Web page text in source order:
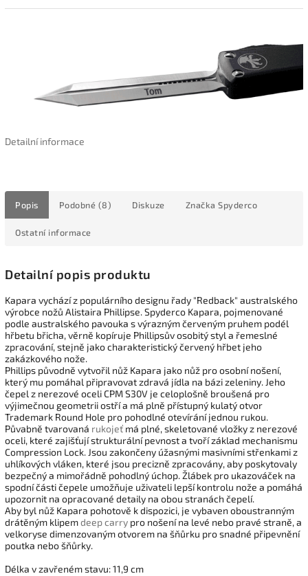
Detailní informace
Popis Podobné (8) Diskuze Značka Spyderco
Ostatní informace
Detailní popis produktu
Kapara vychází z populárního designu řady "Redback" australského
výrobce nožů Alistaira Phillipse. Spyderco Kapara, pojmenované
podle australského pavouka s výrazným červeným pruhem podél
hřbetu břicha, věrně kopíruje Phillipsův osobitý styl a řemeslné
zpracování, stejně jako charakteristický červený hřbet jeho
zakázkového nože.
Phillips původně vytvořil nůž Kapara jako nůž pro osobní nošení,
který mu pomáhal připravovat zdravá jídla na bázi zeleniny. Jeho
čepel z nerezové oceli CPM S30V je celoplošně broušená pro
výjimečnou geometrii ostří a má plně přístupný kulatý otvor
Trademark Round Hole pro pohodlné otevírání jednou rukou.
Půvabně tvarovaná rukojeť má plné, skeletované vložky z nerezové
oceli, které zajišťují strukturální pevnost a tvoří základ mechanismu
Compression Lock. Jsou zakončeny úžasnými masivními střenkami z
uhlíkových vláken, které jsou precizně zpracovány, aby poskytovaly
bezpečný a mimořádně pohodlný úchop. Žlábek pro ukazováček na
spodní části čepele umožňuje uživateli lepší kontrolu nože a pomáhá
upozornit na opracované detaily na obou stranách čepelí.
Aby byl nůž Kapara pohotově k dispozici, je vybaven oboustranným
drátěným klipemdeep carry pro nošení na levé nebo pravé straně, a
velkoryse dimenzovaným otvorem na šňůrku pro snadné připevnění
poutka nebo šňůrky.
Délka v zavřeném stavu: 11,9 cm